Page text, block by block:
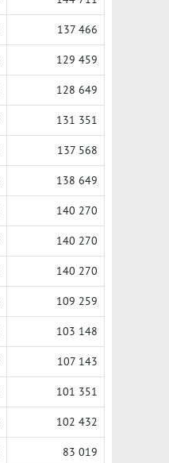
137 466
129 459
128 649
131 351
137 568
138 649
140 270
140 270
140 270
109 259
103 148
107 143
101 351
102 432
83 019